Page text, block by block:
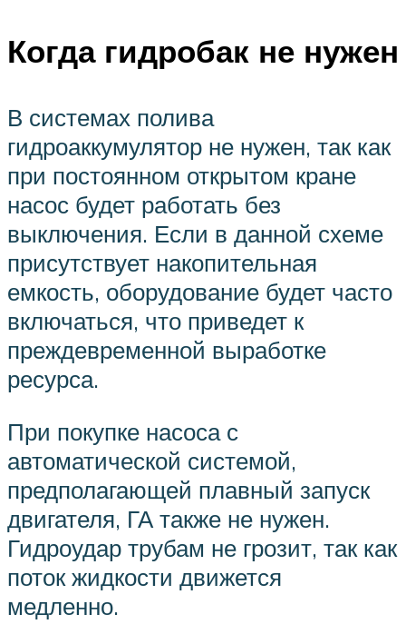
Когда гидробак не нужен
В системах полива
гидроаккумулятор не нужен, так как
при постоянном открытом кране
насос будет работать без
выключения. Если в данной схеме
присутствует накопительная
емкость, оборудование будет часто
включаться, что приведет к
преждевременной выработке
ресурса.
При покупке насоса с
автоматической системой,
предполагающей плавный запуск
двигателя, ГА также не нужен.
Гидроудар трубам не грозит, так как
поток жидкости движется
медленно.